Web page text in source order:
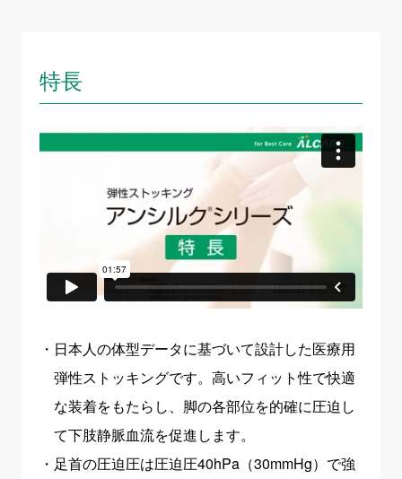
特長
日本人の体型データに基づいて設計した医療用
弾性ストッキングです。高いフィット性で快適
な装着をもたらし、脚の各部位を的確に圧迫し
て下肢静脈血流を促進します。
足首の圧迫圧は圧迫圧40hPa（30mmHg）で強